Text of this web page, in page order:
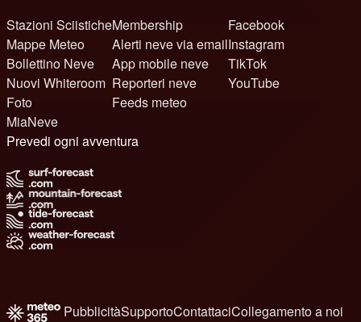
Stazioni Sciistiche
Mappe Meteo
Bollettino Neve
Nuovi Whiteroom
Foto
MiaNeve
Membership
Alerti neve via email
App mobile neve
Reporteri neve
Feeds meteo
Facebook
Instagram
TikTok
YouTube
Prevedi ogni avventura
PubblicitàSupportoContattaciCollegamento a noi